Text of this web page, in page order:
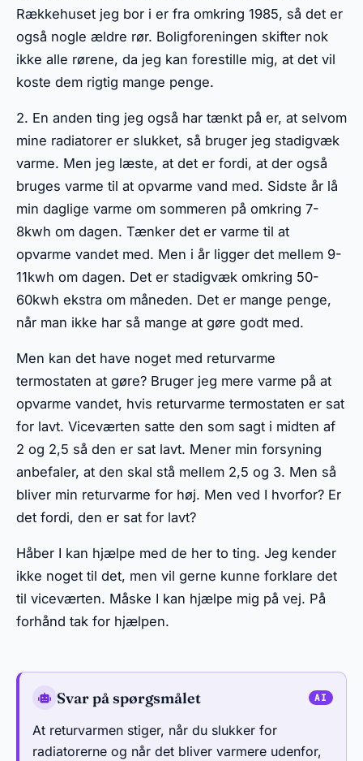
Rækkehuset jeg bor i er fra omkring 1985, så det er
også nogle ældre rør. Boligforeningen skifter nok
ikke alle rørene, da jeg kan forestille mig, at det vil
koste dem rigtig mange penge.
2. En anden ting jeg også har tænkt på er, at selvom
mine radiatorer er slukket, så bruger jeg stadigvæk
varme. Men jeg læste, at det er fordi, at der også
bruges varme til at opvarme vand med. Sidste år lå
min daglige varme om sommeren på omkring 7-
8kwh om dagen. Tænker det er varme til at
opvarme vandet med. Men i år ligger det mellem 9-
11kwh om dagen. Det er stadigvæk omkring 50-
60kwh ekstra om måneden. Det er mange penge,
når man ikke har så mange at gøre godt med.
Men kan det have noget med returvarme
termostaten at gøre? Bruger jeg mere varme på at
opvarme vandet, hvis returvarme termostaten er sat
for lavt. Viceværten satte den som sagt i midten af
2 og 2,5 så den er sat lavt. Mener min forsyning
anbefaler, at den skal stå mellem 2,5 og 3. Men så
bliver min returvarme for høj. Men ved I hvorfor? Er
det fordi, den er sat for lavt?
Håber I kan hjælpe med de her to ting. Jeg kender
ikke noget til det, men vil gerne kunne forklare det
til viceværten. Måske I kan hjælpe mig på vej. På
forhånd tak for hjælpen.
Svar på spørgsmålet
At returvarmen stiger, når du slukker for
radiatorerne og når det bliver varmere udenfor,